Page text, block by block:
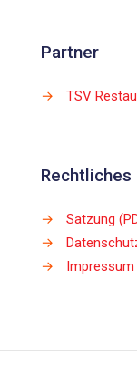
Partner
→ TSV
Rechtliches
→
Satzung
→
→
Impressum